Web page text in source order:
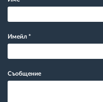
Имейл *
Съобщение